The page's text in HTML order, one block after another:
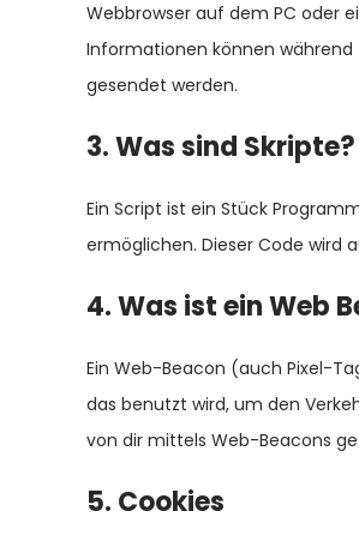
Webbrowser auf dem PC oder
Informationen können
gesendet werden.
3. Was sind Skripte?
Ein Script ist ein Stück
ermöglichen. Dieser Code wird
4. Was ist ein Web
Ein Web-Beacon (auch Pixel-
das benutzt wird, um den
von dir mittels Web-Beacons
5. Cookies